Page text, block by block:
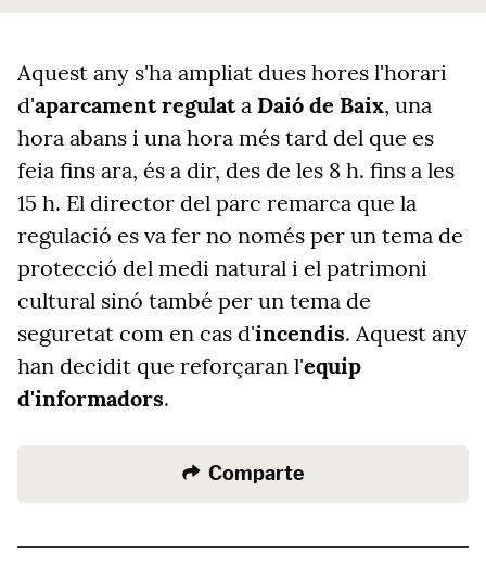
Aquest any s'ha ampliat dues hores l'horari
d'aparcament regulata Daió de Baix, una
hora abans i una hora més tard del que es
feia fins ara, és a dir, des de les 8 h. fins a les
15 h. El director del parc remarca que la
regulació es va fer no només per un tema de
protecció del medi natural i el patrimoni
cultural sinó també per un tema de
seguretat com en cas d'incendis. Aquest any
han decidit que reforçaran l'equip
d'informadors.
Comparte